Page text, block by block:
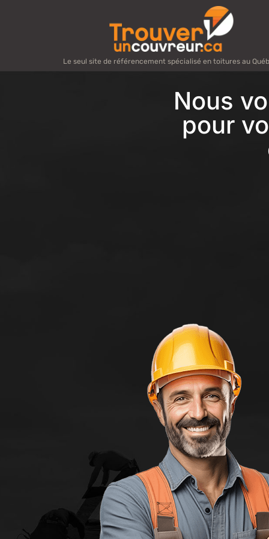
Le seul site de référencement spécialisé en toitures au
Nous
pour